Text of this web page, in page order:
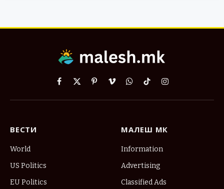
Facebook
X
PinterestVimeoWhatsApp
TikTokInstagram
ВЕСТИ
World
US Politics
EU Politics
МАЛЕШ МК
Information
Advertising
Classified Ads